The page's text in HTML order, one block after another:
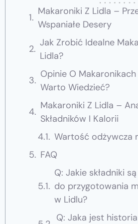
Makaroniki Z Lidla –
Wspaniałe Desery
Jak Zrobić Idealne
Lidla?
Opinie O
Warto Wiedzieć?
Makaroniki Z Lidla –
Składników I Kalorii
Wartość odżywcza
FAQ
Q: Jakie składniki
do przygotowania
w Lidlu?
Q: Jaka jest historia